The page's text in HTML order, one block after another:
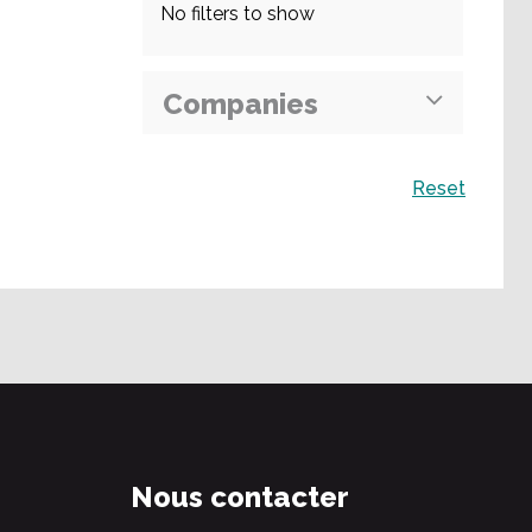
No filters to show
Companies
Reset
Nous contacter